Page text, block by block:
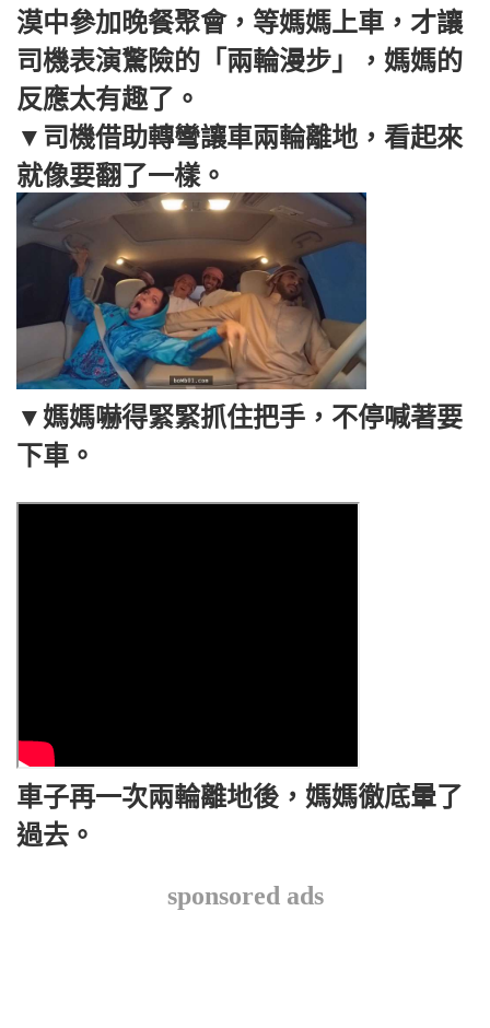
漠中參加晚餐聚會，等媽媽上車，才讓
司機表演驚險的「兩輪漫步」，媽媽的
反應太有趣了。
▼司機借助轉彎讓車兩輪離地，看起來
就像要翻了一樣。
▼媽媽嚇得緊緊抓住把手，不停喊著要
下車。
車子再一次兩輪離地後，媽媽徹底暈了
過去。
sponsored ads